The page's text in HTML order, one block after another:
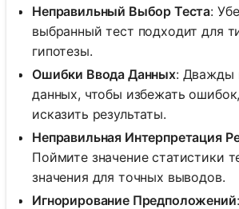
Неправильный Выбор Теста:
выбранный тест подходит для
гипотезы.
Ошибки Ввода Данных: Дважды
данных, чтобы избежать
исказить результаты.
Неправильная Интерпретация
Поймите значение статистики
значения для точных выводов.
Игнорирование Предположений